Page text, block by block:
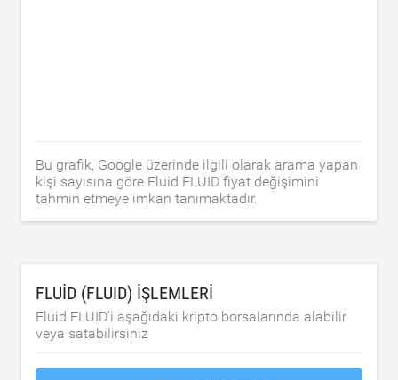
Bu grafik, Google üzerinde ilgili olarak arama yapan
kişi sayısına göre Fluid FLUID fiyat değişimini
tahmin etmeye imkan tanımaktadır.
FLUID (FLUID) IŞLEMLERI
Fluid FLUID'i aşağıdaki kripto borsalarında alabilir
veya satabilirsiniz